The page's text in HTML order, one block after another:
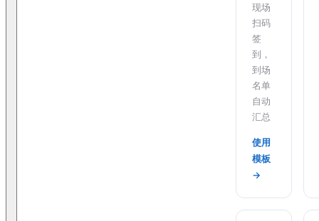
现场
扫码
签
到，
到场
名单
自动
汇总
使用
模板
→